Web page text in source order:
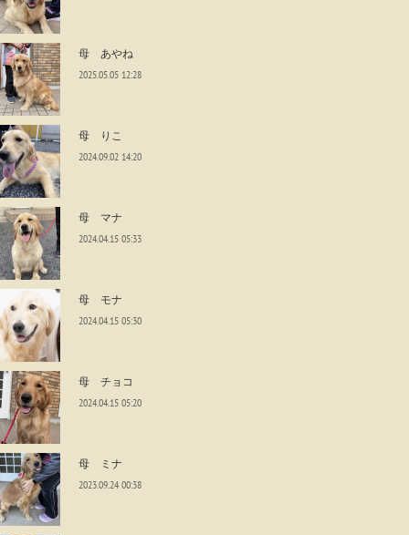
母 あやね
2025.05.05 12:28
母 りこ
2024.09.02 14:20
母 マナ
2024.04.15 05:33
母 モナ
2024.04.15 05:30
母 チョコ
2024.04.15 05:20
母 ミナ
2023.09.24 00:38